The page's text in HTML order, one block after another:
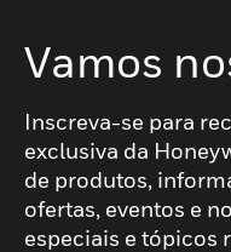
Vamos
Inscreva-se para
exclusiva da
de produtos,
ofertas, eventos e
especiais e tópicos